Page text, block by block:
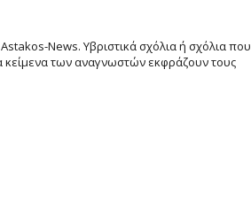
News. Υβριστικά σχόλια ή σχόλια που
κείμενα των αναγνωστών εκφράζουν τους